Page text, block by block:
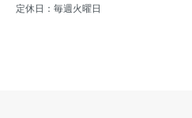
定休日：毎週火曜日